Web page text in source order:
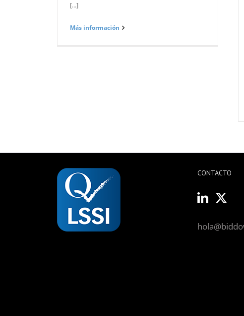
[...]
Más información
CONTACTO